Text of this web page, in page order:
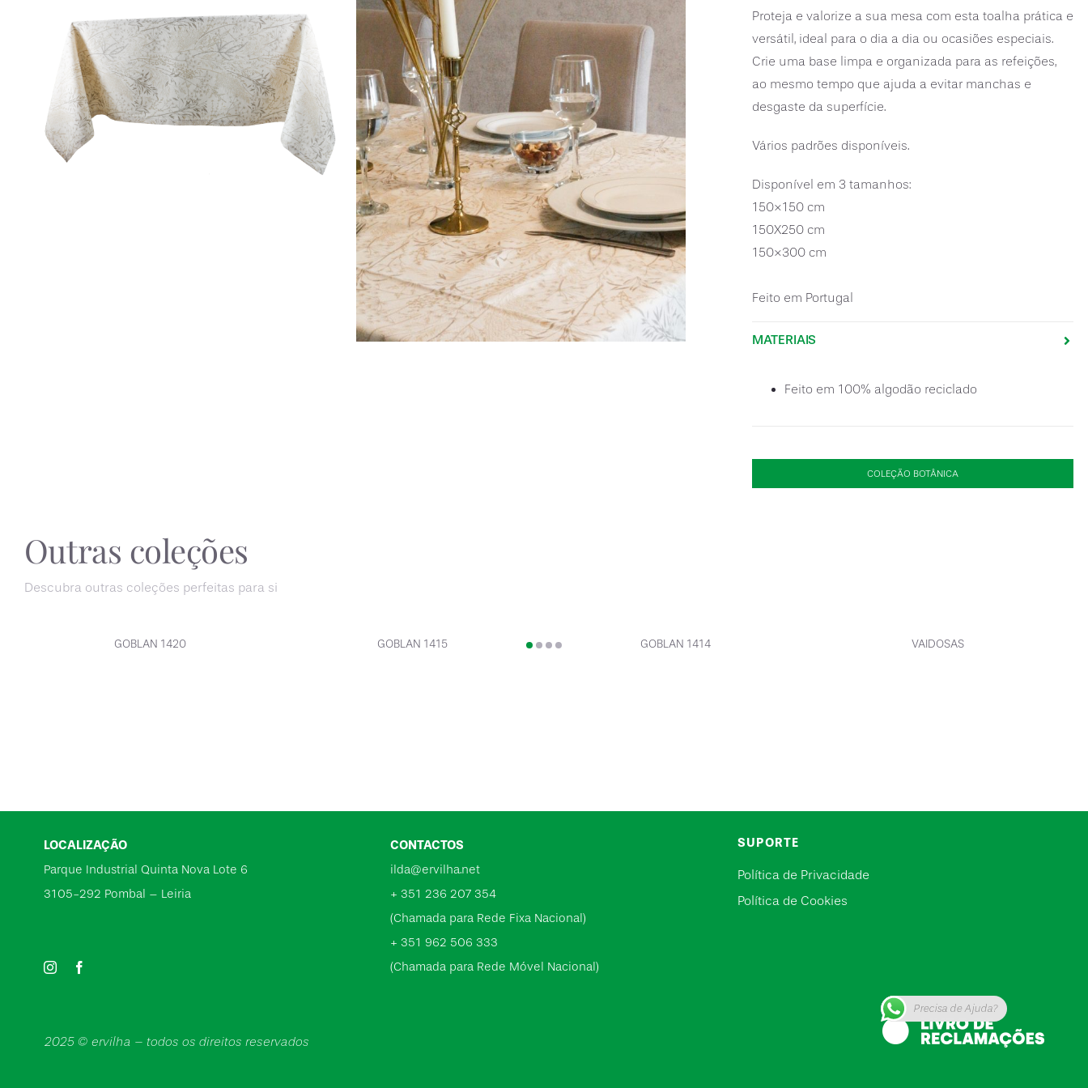
Proteja e valorize a sua mesa com esta toalha prática e
versátil, ideal para o dia a dia ou ocasiões especiais.
Crie uma base limpa e organizada para as refeições,
ao mesmo tempo que ajuda a evitar manchas e
desgaste da superfície.
Vários padrões disponíveis.
Disponível em 3 tamanhos:
150×150 cm
150X250 cm
150×300 cm
Feito em Portugal
MATERIAIS
Feito em 100% algodão reciclado
COLEÇÃO BOTÂNICA
Outras coleções
Descubra outras coleções perfeitas para si
GOBLAN 1420 GOBLAN 1415 GOBLAN 1414 VAIDOSAS
LOCALIZAÇÃO
Parque Industrial Quinta Nova Lote 6
3105-292 Pombal – Leiria
CONTACTOS
ilda@ervilha.net
+ 351 236 207 354
(Chamada para Rede Fixa Nacional)
+ 351 962 506 333
(Chamada para Rede Móvel Nacional)
SUPORTE
Política de Privacidade
Política de Cookies
2025 © ervilha – todos os direitos reservados
Precisa de Ajuda?